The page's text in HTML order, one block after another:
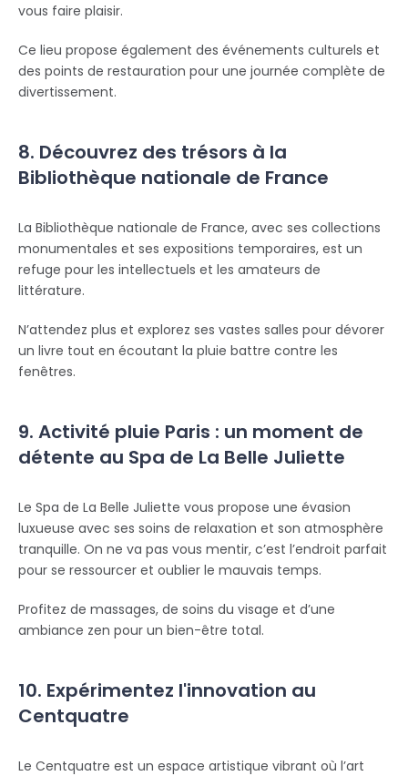
vous faire plaisir.
Ce lieu propose également des événements culturels et
des points de restauration pour une journée complète de
divertissement.
8. Découvrez des trésors à la
Bibliothèque nationale de France
La Bibliothèque nationale de France, avec ses collections
monumentales et ses expositions temporaires, est un
refuge pour les intellectuels et les amateurs de
littérature.
N’attendez plus et explorez ses vastes salles pour dévorer
un livre tout en écoutant la pluie battre contre les
fenêtres.
9. Activité pluie Paris : un moment de
détente au Spa de La Belle Juliette
Le Spa de La Belle Juliette vous propose une évasion
luxueuse avec ses soins de relaxation et son atmosphère
tranquille. On ne va pas vous mentir, c’est l’endroit parfait
pour se ressourcer et oublier le mauvais temps.
Profitez de massages, de soins du visage et d’une
ambiance zen pour un bien-être total.
10. Expérimentez l'innovation au
Centquatre
Le Centquatre est un espace artistique vibrant où l’art